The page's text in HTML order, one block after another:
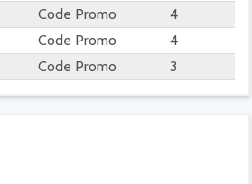
Code Promo
4
Code Promo
4
Code Promo 3